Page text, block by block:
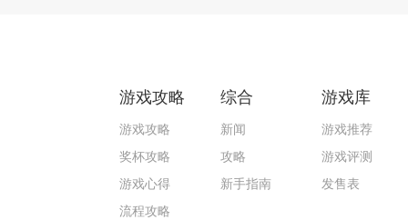
游戏攻略
游戏攻略
奖杯攻略
游戏心得
流程攻略
综合
新闻
攻略
新手指南
游戏库
游戏推荐
游戏评测
发售表